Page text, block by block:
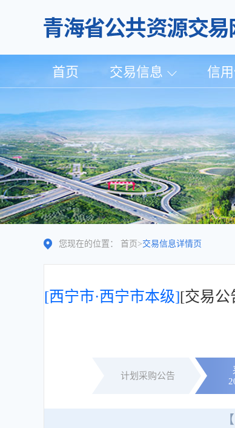
首页 交易信息 信
您现在的位置： 首页 >交易信息详情页
[西宁市·西宁市本级][交易公
计划采购公告